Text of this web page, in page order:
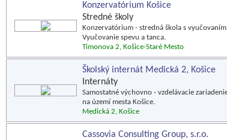
Konzervatórium Košice
Stredné školy
Konzervatórium - stredná škola s
Vyučovanie spevu a tanca.
Timonova 2, Košice-Staré Mesto
Školský internát Medická 2, Košice
Internáty
Samostatné výchovno - vzdelávacie
na území mesta Košice.
Medická 2, Košice
Cassovia Consulting Group, s.r.o.